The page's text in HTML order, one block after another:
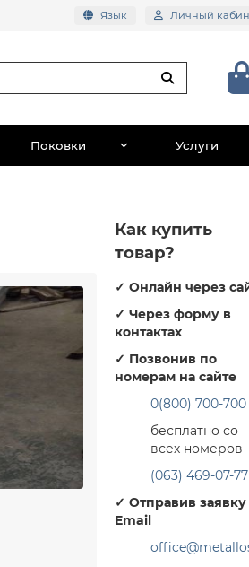
Язык Личный
Поковки Услуги
Как купить
товар?
✓ Онлайн через
✓ Через форму в
контактах
✓ Позвонив по
номерам на сайте
0(800) 700-700
бесплатно со
всех номеров
(063) 469-07-77
✓ Отправив заявку
Email